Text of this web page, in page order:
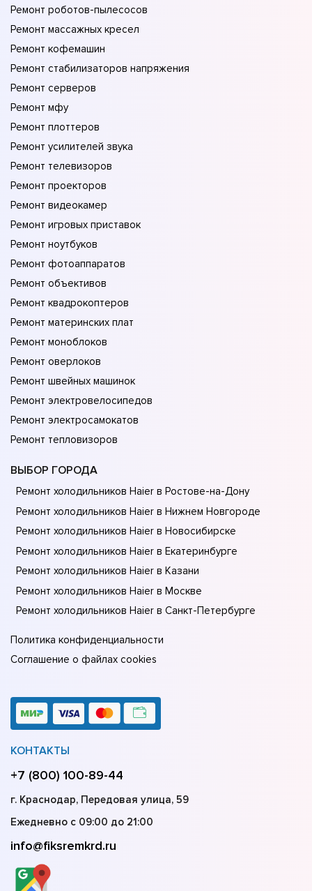
Ремонт роботов-пылесосов
Ремонт массажных кресел
Ремонт кофемашин
Ремонт стабилизаторов напряжения
Ремонт серверов
Ремонт мфу
Ремонт плоттеров
Ремонт усилителей звука
Ремонт телевизоров
Ремонт проекторов
Ремонт видеокамер
Ремонт игровых приставок
Ремонт ноутбуков
Ремонт фотоаппаратов
Ремонт объективов
Ремонт квадрокоптеров
Ремонт материнских плат
Ремонт моноблоков
Ремонт оверлоков
Ремонт швейных машинок
Ремонт электровелосипедов
Ремонт электросамокатов
Ремонт тепловизоров
ВЫБОР ГОРОДА
Ремонт холодильников Haier в Ростове-на-Донy
Ремонт холодильников Haier в Нижнем Новгороде
Ремонт холодильников Haier в Новосибирске
Ремонт холодильников Haier в Екатеринбурге
Ремонт холодильников Haier в Казани
Ремонт холодильников Haier в Москве
Ремонт холодильников Haier в Санкт-Петербурге
Политика конфиденциальности
Соглашение о файлах cookies
КОНТАКТЫ
+7 (800) 100-89-44
г. Краснодар, Передовая улица, 59
Ежедневно с 09:00 до 21:00
info@fiksremkrd.ru